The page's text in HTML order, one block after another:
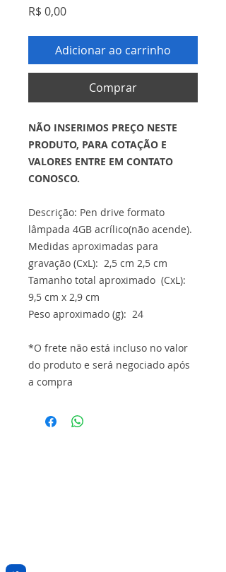
R$ 0,00Preço
Adicionar ao carrinho
Comprar
NÃO INSERIMOS PREÇO NESTE
PRODUTO, PARA COTAÇÃO E
VALORES ENTRE EM CONTATO
CONOSCO.
Descrição: Pen drive formato
lâmpada 4GB acrílico(não acende).
Medidas aproximadas para
gravação (CxL): 2,5 cm 2,5 cm
Tamanho total aproximado (CxL):
9,5 cm x 2,9 cm
Peso aproximado (g): 24
*O frete não está incluso no valor
do produto e será negociado após
a compra